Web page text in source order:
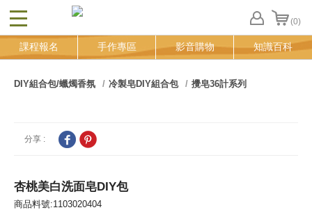
CLOSE (0)
FB
登
課程報名 手作專區 影音購物 知識百科
DIY組合包/蠟燭香氛 冷製皂DIY組合包 攪皂36計系列
分享 :
杏桃美白洗面皂DIY包
商品料號:1103020404